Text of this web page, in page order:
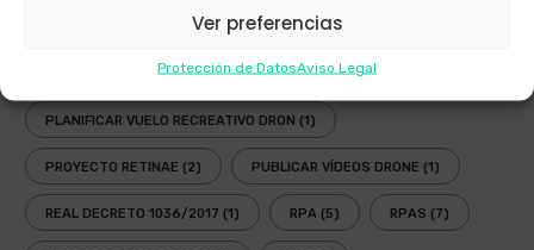
Ver preferencias
Protección de DatosAviso Legal
PLANIFICADOR OPERACIONES DRONES(1)
PLANIFICADOR VUELOS DRONES(2)
PLANIFICAR VUELO RECREATIVO DRON (1)
PROYECTO RETINAE (2) PUBLICAR VÍDEOS DRONE (1)
REAL DECRETO 1036/2017 (1) RPA (5) RPAS (7)